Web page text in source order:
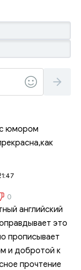
юмором
0
английский
это
прописывает
и добротой к
прочтение